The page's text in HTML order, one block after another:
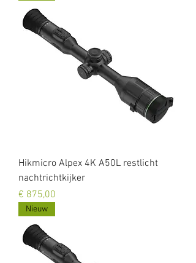
Hikmicro Alpex 4K A50L restlicht
nachtrichtkijker
Prijs
€ 875,00
Nieuw